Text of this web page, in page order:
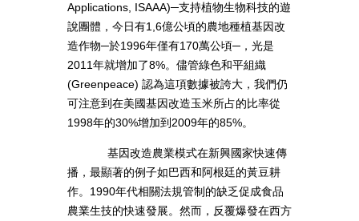
Applications, ISAAA)─支持植物生物科技的遊
說團體，今日有1,6億公頃的農地種植基因改
造作物─於1996年僅有170萬公頃─，光是
2011年就增加了8%。儘管綠色和平組織
(Greenpeace) 認為這項數據被誇大，我們仍
可注意到在美國基因改造玉米所占的比率從
1998年的30%增加到2009年的85%。
基因改造農業模式在新興國家快速傳
播，最顯著的例子如巴西和阿根廷的黃豆耕
作。1990年代相關法規管制的缺乏促成食品
農業生技的快速發展。然而，反覆爆發在西方